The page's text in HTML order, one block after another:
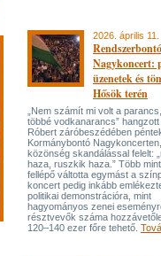
2026. április 11.
Rendszerbontó
Nagykoncert:
üzenetek és
Hősök terén
„Nem számít mi volt a
többé vodkanarancs”
Róbert záróbeszédében
Kormánybontó
közönség skandálással felelt:
haza, ruszkik haza.” Több
fellépő váltotta egymást a
koncert pedig inkább
politikai demonstrációra, mint
hagyományos zenei
résztvevők száma
120–140 ezer főre tehető.